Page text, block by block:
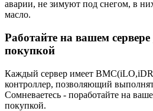
аварии, не зимуют под снегом, в
масло.
Работайте на вашем сервере
покупкой
Каждый сервер имеет
контроллер, позволяющий
Сомневаетесь - поработайте на
покупкой.